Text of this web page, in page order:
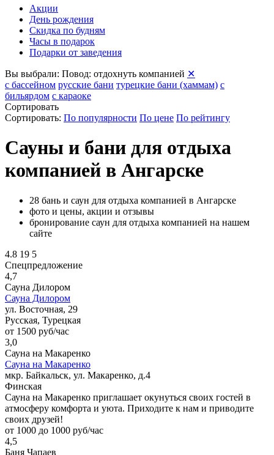
Акции
День рождения
Скидка по будням
Часы в подарок
Подарки от заведения
Вы выбрали: Повод: отдохнуть компанией ✕
с бассейном русские бани турецкие бани (хаммам) с
бильярдом с караоке
Сортировать
Сортировать: По популярности По цене По рейтингу
Сауны и бани для отдыха
компанией в Ангарске
28 бань и саун для отдыха компанией в Ангарске
фото и цены, акции и отзывы
бронирование саун для отдыха компанией на нашем
сайте
4.8 19 5
Спецпредложение
4,7
Сауна Дилором
Сауна Дилором
ул. Восточная, 29
Русская, Турецкая
от 1500 руб/час
3,0
Сауна на Макаренко
Сауна на Макаренко
мкр. Байкальск, ул. Макаренко, д.4
Финская
Сауна на Макаренко приглашает окунуться своих гостей в
атмосферу комфорта и уюта. Приходите к нам и приводите
своих друзей!
от 1000 до 1000 руб/час
4,5
Баня Чапаев